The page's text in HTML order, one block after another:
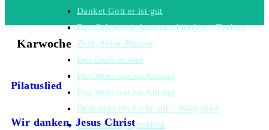
Danket Gott er ist gut
Das Geheimnis lasst uns künden – Tochter
Zion, deine Pforten
Das Grab ist leer
Das Wort war im Anfang
Das Wort war im Anfang
Dem geht ein Licht auf – Wolgalied
Den keiner je gesehen
Karwoche
Pilatuslied
Wir danken, Jesus Christ